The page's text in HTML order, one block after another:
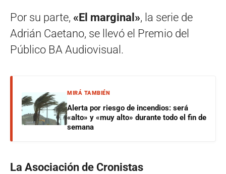
Por su parte, «El marginal», la serie de
Adrián Caetano, se llevó el Premio del
Público BA Audiovisual.
MIRÁ TAMBIÉN
Alerta por riesgo de incendios: será
«alto» y «muy alto» durante todo el fin de
semana
La Asociación de Cronistas